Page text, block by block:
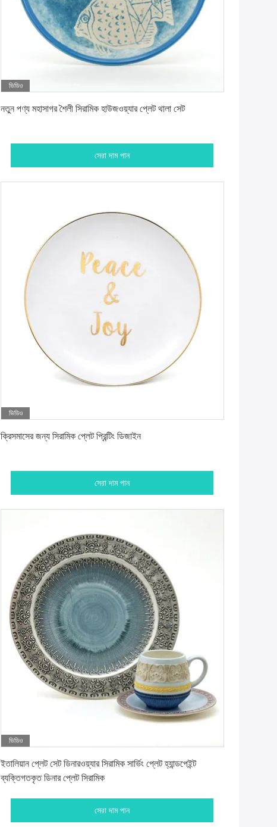
ভিডিও
নতুন পণ্য মহাসাগর শৈলী সিরামিক হাউজওয়্যার প্লেট থালা সেট
সেরা দাম পান
ভিডিও
ক্রিসমাসের জন্য সিরামিক প্লেট প্রিন্টিং ডিজাইন
সেরা দাম পান
ভিডিও
ইতালিয়ান প্লেট সেট ডিনারওয়্যার সিরামিক সার্ভিং প্লেট হ্যান্ডপেইন্ট
ব্যক্তিগতকৃত ডিনার প্লেট সিরামিক
সেরা দাম পান